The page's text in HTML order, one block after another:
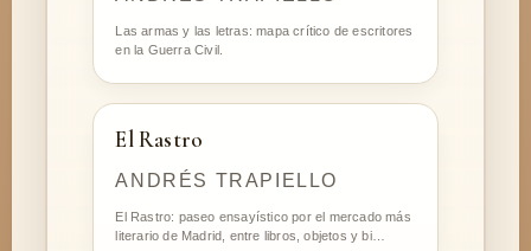
Las armas y las letras: mapa crítico de escritores
en la Guerra Civil.
El Rastro
ANDRÉS TRAPIELLO
El Rastro: paseo ensayístico por el mercado más
literario de Madrid, entre libros, objetos y bi…